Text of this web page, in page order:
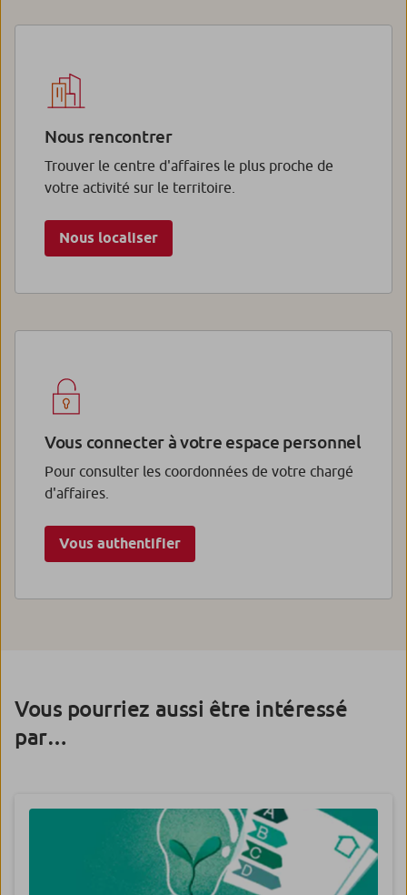
Nous rencontrer
Trouver le centre d'affaires le plus proche de
votre activité sur le territoire.
Nous localiser
Vous connecter à votre espace personnel
Pour consulter les coordonnées de votre chargé
d'affaires.
Vous authentifier
Vous pourriez aussi être intéressé
par…